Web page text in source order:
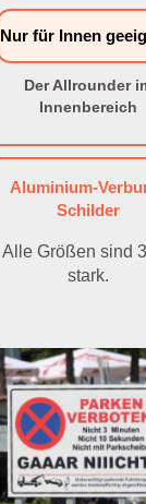
Nur für Innen
Der Allrounder
Innenbereich
Aluminium-
Schilder
Alle Größen sind
stark.